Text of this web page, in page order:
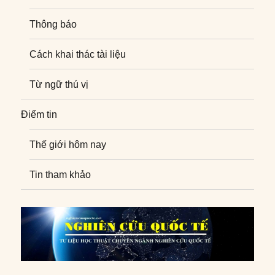
Thông báo
Cách khai thác tài liệu
Từ ngữ thú vị
Điểm tin
Thế giới hôm nay
Tin tham khảo